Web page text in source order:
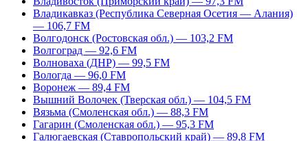
Владикавказ (Республика Северная Осетия — Алания)
— 106,7 FM
Волгодонск (Ростовская обл.) — 103,2 FM
Волгоград — 92,6 FM
Волноваха (ДНР) — 99,5 FM
Вологда — 96,0 FM
Воронеж — 89,4 FM
Вышний Волочек (Тверская обл.) — 104,5 FM
Вязьма (Смоленская обл.) — 88,3 FM
Гагарин (Смоленская обл.) — 95,3 FM
Галюгаевская (Ставропольский край) — 89,8 FM